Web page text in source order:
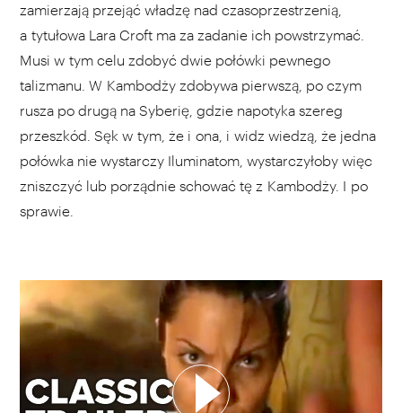
zamierzają przejąć władzę nad czasoprzestrzenią,
a tytułowa Lara Croft ma za zadanie ich powstrzymać.
Musi w tym celu zdobyć dwie połówki pewnego
talizmanu. W Kambodży zdobywa pierwszą, po czym
rusza po drugą na Syberię, gdzie napotyka szereg
przeszkód. Sęk w tym, że i ona, i widz wiedzą, że jedna
połówka nie wystarczy Iluminatom, wystarczyłoby więc
zniszczyć lub porządnie schować tę z Kambodży. I po
sprawie.